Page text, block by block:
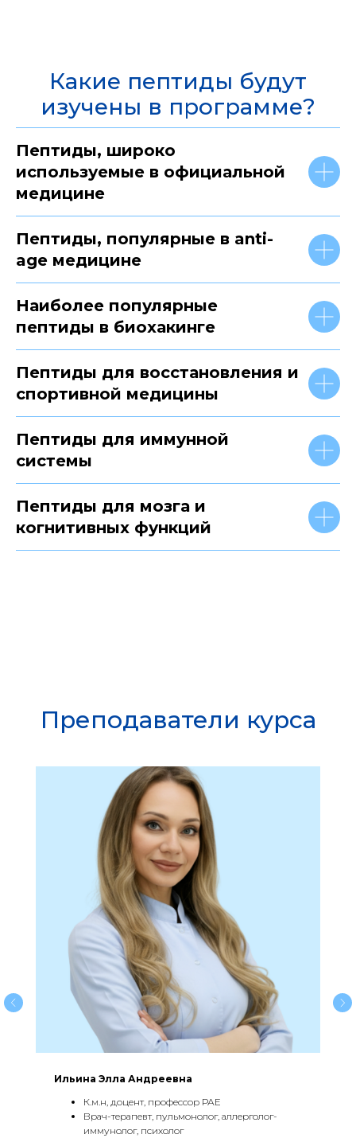
Какие пептиды будут
изучены в программе?
Пептиды, широко
используемые в официальной
медицине
Пептиды, популярные в anti-
age медицине
Наиболее популярные
пептиды в биохакинге
Пептиды для восстановления и
спортивной медицины
Пептиды для иммунной
системы
Пептиды для мозга и
когнитивных функций
Преподаватели курса
Ильина Элла Андреевна
К.м.н, доцент, профессор РАЕ
Врач-терапевт, пульмонолог, аллерголог-
иммунолог, психолог